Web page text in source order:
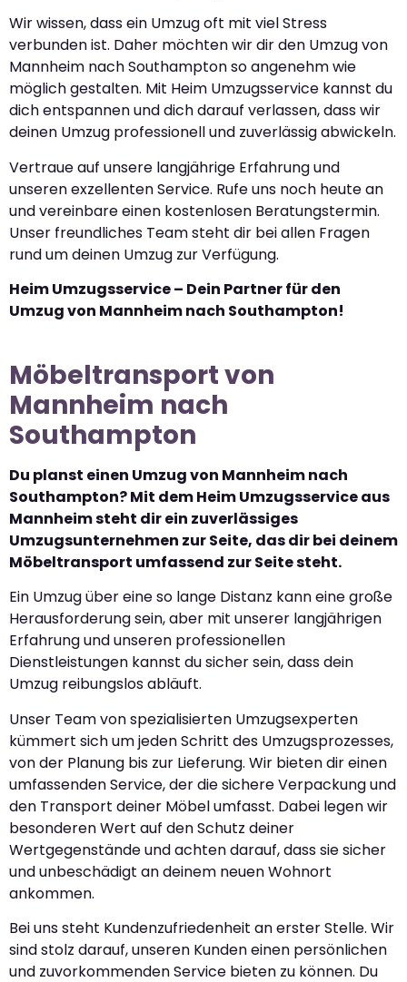
Wir wissen, dass ein Umzug oft mit viel Stress
verbunden ist. Daher möchten wir dir den Umzug von
Mannheim nach Southampton so angenehm wie
möglich gestalten. Mit Heim Umzugsservice kannst du
dich entspannen und dich darauf verlassen, dass wir
deinen Umzug professionell und zuverlässig abwickeln.
Vertraue auf unsere langjährige Erfahrung und
unseren exzellenten Service. Rufe uns noch heute an
und vereinbare einen kostenlosen Beratungstermin.
Unser freundliches Team steht dir bei allen Fragen
rund um deinen Umzug zur Verfügung.
Heim Umzugsservice – Dein Partner für den
Umzug von Mannheim nach Southampton!
Möbeltransport von
Mannheim nach
Southampton
Du planst einen Umzug von Mannheim nach
Southampton? Mit dem Heim Umzugsservice aus
Mannheim steht dir ein zuverlässiges
Umzugsunternehmen zur Seite, das dir bei deinem
Möbeltransport umfassend zur Seite steht.
Ein Umzug über eine so lange Distanz kann eine große
Herausforderung sein, aber mit unserer langjährigen
Erfahrung und unseren professionellen
Dienstleistungen kannst du sicher sein, dass dein
Umzug reibungslos abläuft.
Unser Team von spezialisierten Umzugsexperten
kümmert sich um jeden Schritt des Umzugsprozesses,
von der Planung bis zur Lieferung. Wir bieten dir einen
umfassenden Service, der die sichere Verpackung und
den Transport deiner Möbel umfasst. Dabei legen wir
besonderen Wert auf den Schutz deiner
Wertgegenstände und achten darauf, dass sie sicher
und unbeschädigt an deinem neuen Wohnort
ankommen.
Bei uns steht Kundenzufriedenheit an erster Stelle. Wir
sind stolz darauf, unseren Kunden einen persönlichen
und zuvorkommenden Service bieten zu können. Du